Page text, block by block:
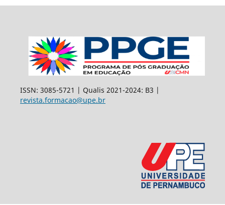
ISSN: 3085-5721 | Qualis 2021-2024: B3 |
revista.formacao@upe.br